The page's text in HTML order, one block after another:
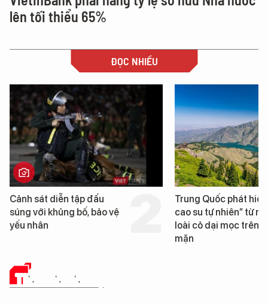
lên tối thiểu 65%
ĐỌC NHIỀU
Cảnh sát diễn tập đấu
súng với khủng bố, bảo vệ
yếu nhân
Trung Quốc phát hiện
cao su tự nhiên” từ
loài cỏ dại mọc trên
mặn
TIN CÔNG NGHỆ